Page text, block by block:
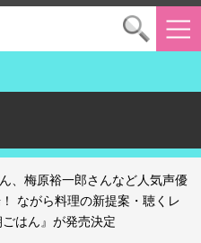
、梅原裕一郎さんなど人気声優
ながら料理の新提案・聴くレ
はん』が発売決定